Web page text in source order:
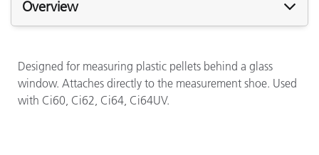
Overview
Designed for measuring plastic pellets behind a glass
window. Attaches directly to the measurement shoe. Used
with Ci60, Ci62, Ci64, Ci64UV.